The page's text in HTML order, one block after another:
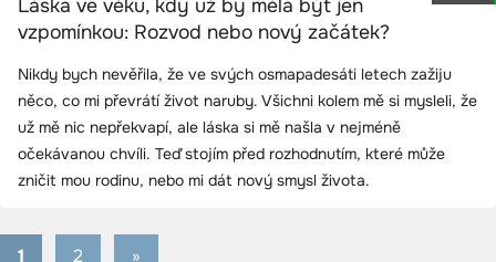
Láska ve věku, kdy už by měla být jen
vzpomínkou: Rozvod nebo nový začátek?
Nikdy bych nevěřila, že ve svých osmapadesáti letech zažiju
něco, co mi převrátí život naruby. Všichni kolem mě si mysleli, že
už mě nic nepřekvapí, ale láska si mě našla v nejméně
očekávanou chvíli. Teď stojím před rozhodnutím, které může
zničit mou rodinu, nebo mi dát nový smysl života.
1 2 Next
»